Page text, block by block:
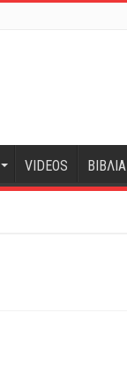
VIDEOS ΒΙΒΛΙΑ